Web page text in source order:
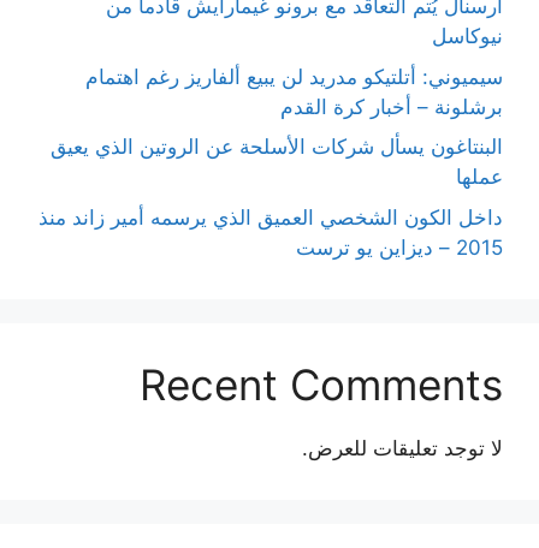
أرسنال يُتم التعاقد مع برونو غيمارايش قادماً من
نيوكاسل
سيميوني: أتلتيكو مدريد لن يبيع ألفاريز رغم اهتمام
برشلونة – أخبار كرة القدم
البنتاغون يسأل شركات الأسلحة عن الروتين الذي يعيق
عملها
داخل الكون الشخصي العميق الذي يرسمه أمير زاند منذ
2015 – ديزاين يو ترست
Recent Comments
لا توجد تعليقات للعرض.